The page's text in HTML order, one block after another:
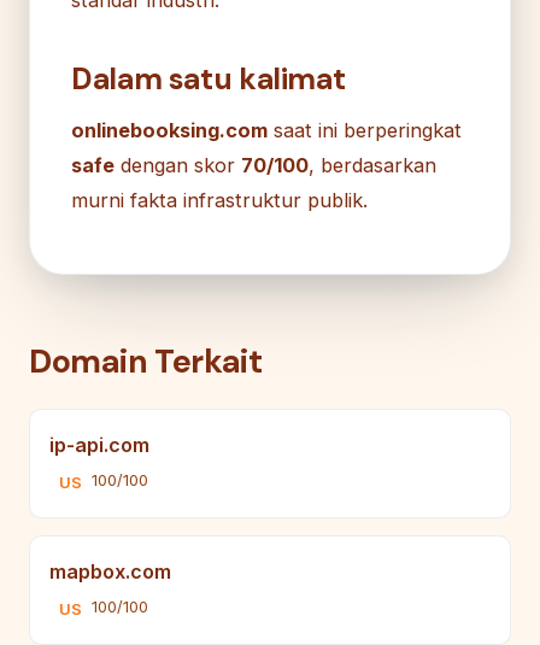
Dalam satu kalimat
onlinebooksing.com saat ini berperingkat
safe dengan skor 70/100, berdasarkan
murni fakta infrastruktur publik.
Domain Terkait
ip-api.com
US 100/100
mapbox.com
US 100/100